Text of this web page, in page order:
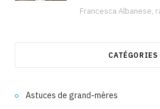
CATÉGORIES
Astuces de grand-mères